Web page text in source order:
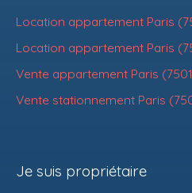
Location appartement Paris
Location appartement Paris
Vente appartement Paris
Vente stationnement Paris
Je suis propriétaire